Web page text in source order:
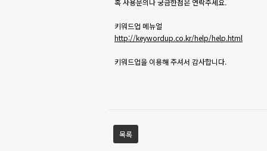
혹 사용문의나 궁금한점은 연락주세요.
키워드업 메뉴얼
http://keywordup.co.kr/help/help.html
키워드업을 이용해 주셔서 감사합니다.
목록